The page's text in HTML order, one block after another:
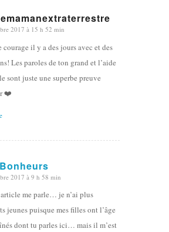
2017 à 15 h 52 min
courage il y a des jours avec et des
Les paroles de ton grand et l’aide
sont juste une superbe preuve
❤️
2017 à 9 h 58 min
me parle… je n’ai plus
jeunes puisque mes filles ont l’âge
dont tu parles ici… mais il m’est